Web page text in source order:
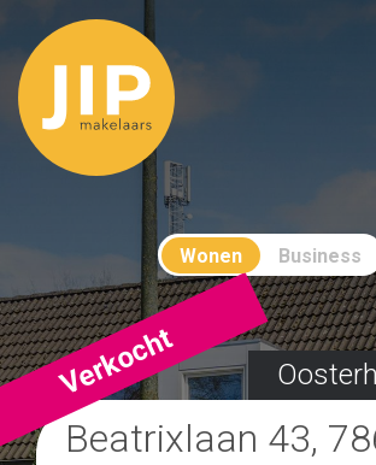
Wonen Business
Verkocht
Beatrixlaan 43,